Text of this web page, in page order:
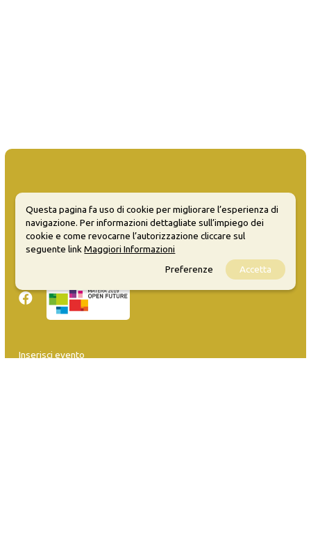
MATERA WELCOME EVENTS
Opendata
Privacy
Inserisci evento
Questa pagina fa uso di cookie per migliorare l’esperienza di
navigazione. Per informazioni dettagliate sull’impiego dei
cookie e come revocarne l’autorizzazione cliccare sul
seguente linkMaggiori Informazioni
Preferenze
Accetta